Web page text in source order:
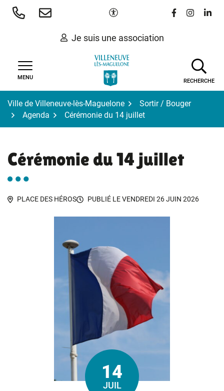
Aller
Paramètres d'accessibilité
Lien vers le
Lien vers
Lien
Je suis une association
MENU
RECHERCHE
Ville de Villeneuve-lès-Maguelone
Sortir / Bouger
Agenda
Cérémonie du 14 juillet
Cérémonie du 14 juillet
PLACE DES HÉROS PUBLIÉ LEVENDREDI 26 JUIN 2026
Le
14
JUIL